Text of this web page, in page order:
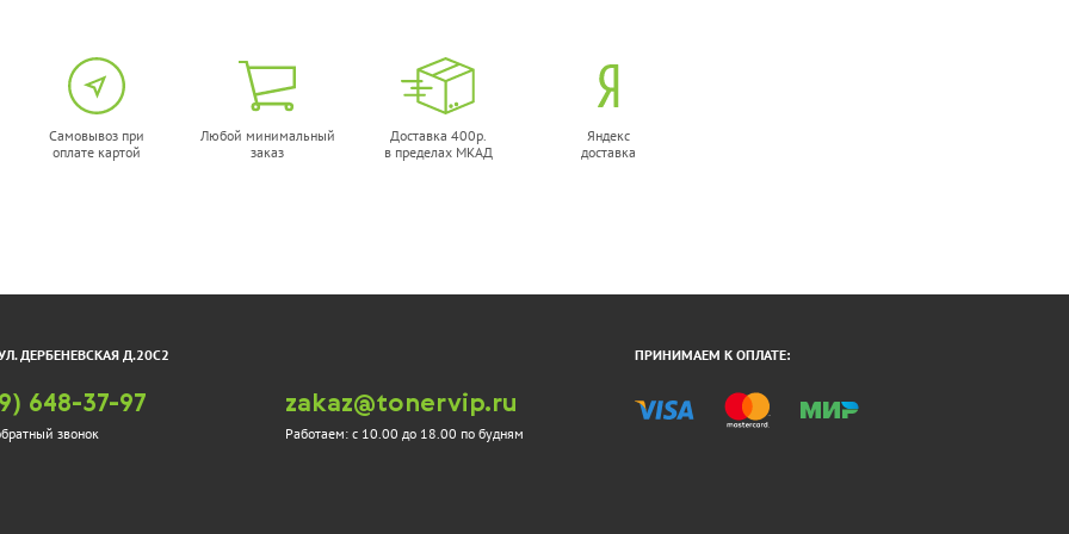
SFR-
Самовывоз при
оплате картой
Любой минимальный
заказ
Доставка 400р.
в пределах МКАД
Яндекс
доставка
ДЕРБЕНЕВСКАЯ Д.20С2
648-37-97
звонок
zakaz@tonervip.ru
Работаем: с 10.00 до 18.00 по будням
ПРИНИМАЕМ К ОПЛАТЕ: